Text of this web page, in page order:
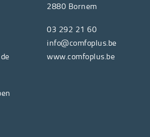
2880 Bornem
03 292 21 60
info@comfoplus.be
www.comfoplus.be